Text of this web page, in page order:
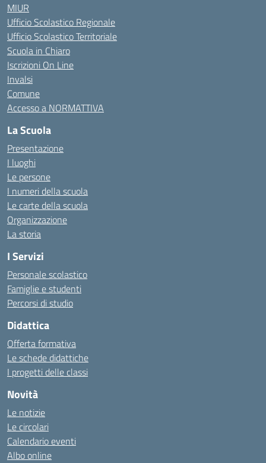
MIUR
Ufficio Scolastico Regionale
Ufficio Scolastico Territoriale
Scuola in Chiaro
Iscrizioni On Line
Invalsi
Comune
Accesso a NORMATTIVA
La Scuola
Presentazione
I luoghi
Le persone
I numeri della scuola
Le carte della scuola
Organizzazione
La storia
I Servizi
Personale scolastico
Famiglie e studenti
Percorsi di studio
Didattica
Offerta formativa
Le schede didattiche
I progetti delle classi
Novità
Le notizie
Le circolari
Calendario eventi
Albo online